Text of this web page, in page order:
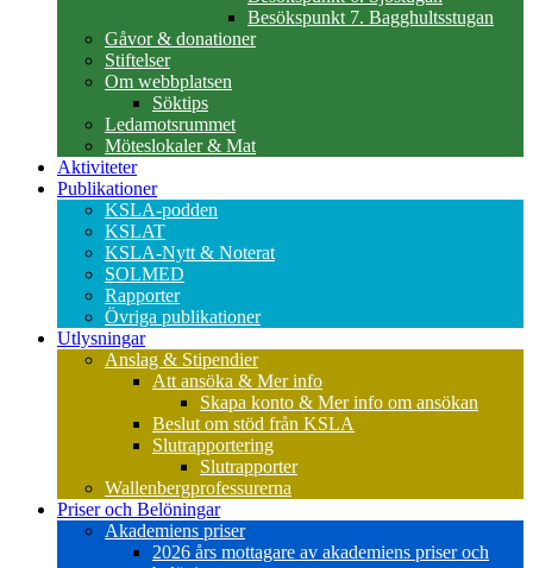
Besökspunkt 7. Bagghultsstugan
Gåvor & donationer
Stiftelser
Om webbplatsen
Söktips
Ledamotsrummet
Möteslokaler & Mat
Aktiviteter
Publikationer
KSLA-podden
KSLAT
KSLA-Nytt & Noterat
SOLMED
Rapporter
Övriga publikationer
Utlysningar
Anslag & Stipendier
Att ansöka & Mer info
Skapa konto & Mer info om ansökan
Beslut om stöd från KSLA
Slutrapportering
Slutrapporter
Wallenbergprofessurerna
Priser och Belöningar
Akademiens priser
2026 års mottagare av akademiens priser och